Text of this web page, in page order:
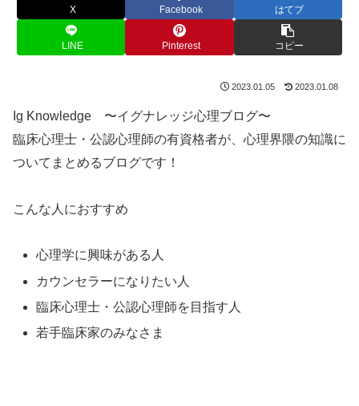
X Facebook はてブ
LINE Pinterest コピー
2023.01.05 2023.01.08
Ig Knowledge 〜イグナレッジ心理ブログ〜
臨床心理士・公認心理師の有資格者が、心理界隈の知識に
ついてまとめるブログです！
こんな人におすすめ
心理学に興味がある人
カウンセラーになりたい人
臨床心理士・公認心理師を目指す人
若手臨床家のみなさま